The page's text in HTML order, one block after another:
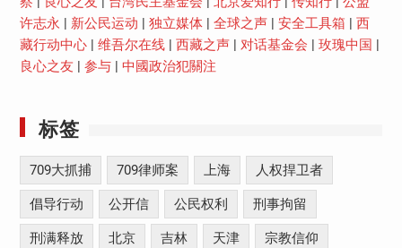
许志永
新公民运动 独立媒体| 全球之声| 安全工具箱
西
藏行动中心| 维吾尔在线| 西藏之声| 对话基金会 玫瑰中国
良心之友
参与| 中國政治犯關注
标签
709大抓捕 709律师案 上海 人权捍卫者
倡导行动 公开信 公民权利 刑事拘留
刑满释放 北京 吉林 天津 宗教信仰